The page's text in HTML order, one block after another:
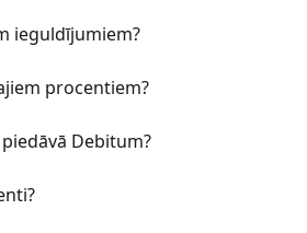
ieguldījumiem?
procentiem?
Debitum?